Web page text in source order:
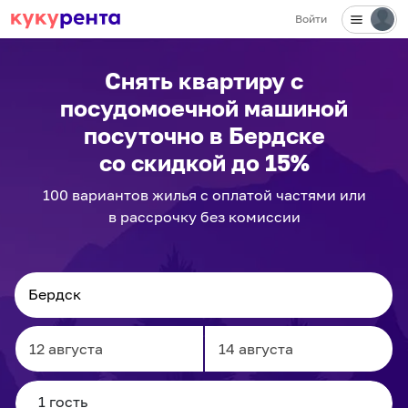
Войти
Снять квартиру с
посудомоечной машиной
посуточно в Бердске
со скидкой до 15%
100 вариантовжилья с оплатой частями или
в рассрочку без комиссии
Navigate
forward
Navigate